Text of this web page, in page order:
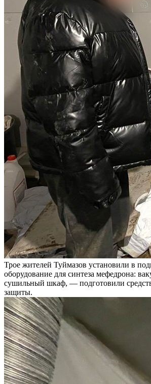
Трое жителей Туймазов установили в
оборудование для синтеза мефедрона:
сушильный шкаф, — подготовили
защиты.